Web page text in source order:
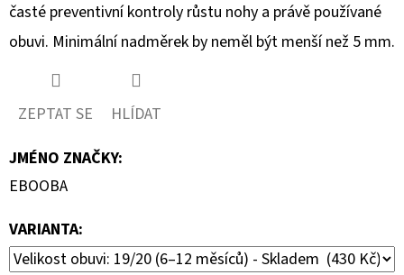
časté preventivní kontroly růstu nohy a právě používané
obuvi. Minimální nadměrek by neměl být menší než 5 mm.
ZEPTAT SE
HLÍDAT
JMÉNO ZNAČKY:
EBOOBA
VARIANTA: